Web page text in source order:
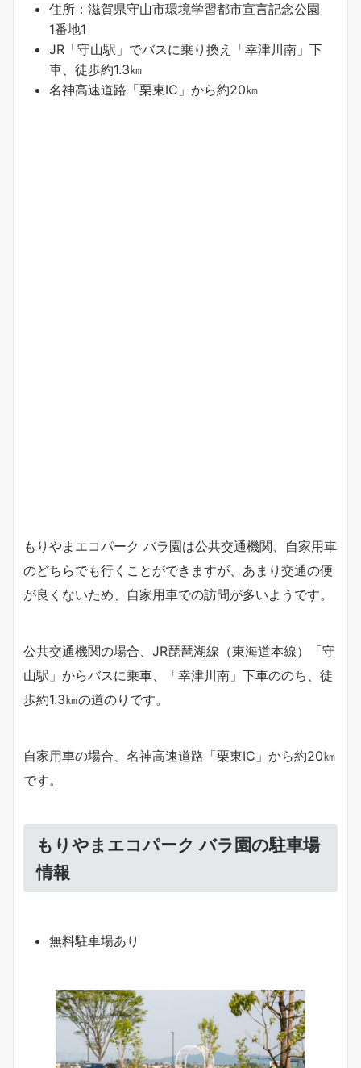
住所：滋賀県守山市環境学習都市宣言記念公園
1番地1
JR「守山駅」でバスに乗り換え「幸津川南」下
車、徒歩約1.3㎞
名神高速道路「栗東IC」から約20㎞
もりやまエコパーク バラ園は公共交通機関、自家用車
のどちらでも行くことができますが、あまり交通の便
が良くないため、自家用車での訪問が多いようです。
公共交通機関の場合、JR琵琶湖線（東海道本線）「守
山駅」からバスに乗車、「幸津川南」下車ののち、徒
歩約1.3㎞の道のりです。
自家用車の場合、名神高速道路「栗東IC」から約20㎞
です。
もりやまエコパーク バラ園の駐車場
情報
無料駐車場あり